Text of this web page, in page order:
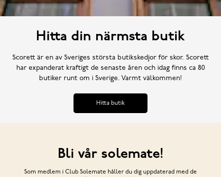
Hitta din närmsta butik
Scorett är en av Sveriges största butikskedjor för skor. Scorett
har expanderat kraftigt de senaste åren och idag finns ca 80
butiker runt om i Sverige. Varmt välkommen!
Hitta butik
Bli vår solemate!
Som medlem i Club Solemate håller du dig uppdaterad med de